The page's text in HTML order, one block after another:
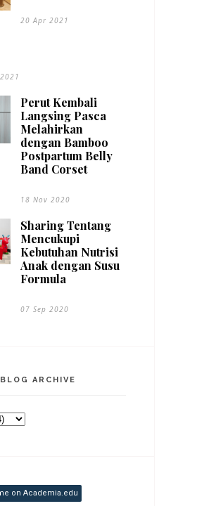
20 Apr 2021
Perut Kembali
Langsing Pasca
Melahirkan
dengan Bamboo
Postpartum Belly
Band Corset
18 Nov 2020
Sharing Tentang
Mencukupi
Kebutuhan Nutrisi
Anak dengan Susu
Formula
07 Sep 2020
BLOG ARCHIVE
on Academia.edu